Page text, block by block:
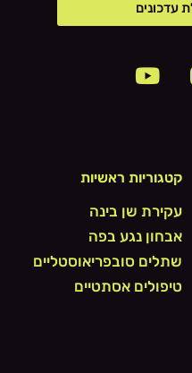
עדכונים
קטגוריות ראשיות
עקירת שן בינה
אבחון נגע בפה
שתלים סובפריאוסטליים
טיפולים אסתטיים